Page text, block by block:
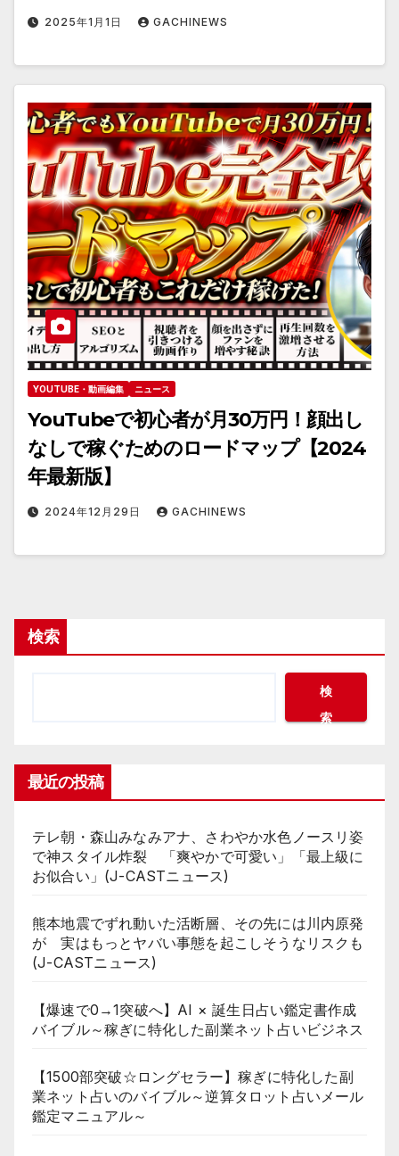
2025年1月1日 GACHINEWS
YOUTUBE・動画編集 ニュース
YouTubeで初心者が月30万円！顔出し
なしで稼ぐためのロードマップ【2024
年最新版】
2024年12月29日 GACHINEWS
検索
検
索
最近の投稿
テレ朝・森山みなみアナ、さわやか水色ノースリ姿
で神スタイル炸裂 「爽やかで可愛い」「最上級に
お似合い」(J-CASTニュース)
熊本地震でずれ動いた活断層、その先には川内原発
が 実はもっとヤバい事態を起こしそうなリスクも
(J-CASTニュース)
【爆速で0→1突破へ】AI × 誕生日占い鑑定書作成
バイブル～稼ぎに特化した副業ネット占いビジネス
【1500部突破☆ロングセラー】稼ぎに特化した副
業ネット占いのバイブル～逆算タロット占いメール
鑑定マニュアル～